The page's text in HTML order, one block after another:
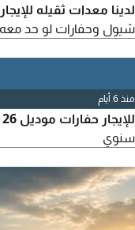
شيول وحفارات لو حد
منذ 6 أيام
سنوي